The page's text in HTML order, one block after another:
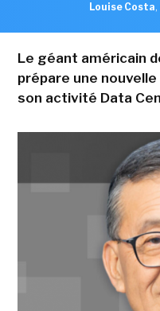
Louise Costa,
Le géant américain
prépare une
son activité Data